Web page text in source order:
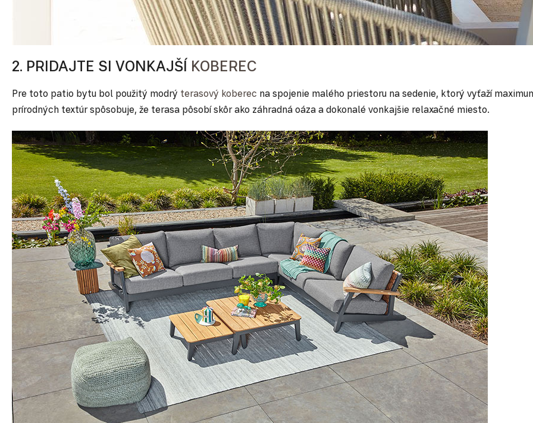
2. PRIDAJTE SI VONKAJŠÍ KOBEREC
Pre toto patio bytu bol použitý modrý terasový koberec na spojenie malého priestoru na sedenie, ktorý vyťaží
prírodných textúr spôsobuje, že terasa pôsobí skôr ako záhradná oáza a dokonalé vonkajšie relaxačné miesto.